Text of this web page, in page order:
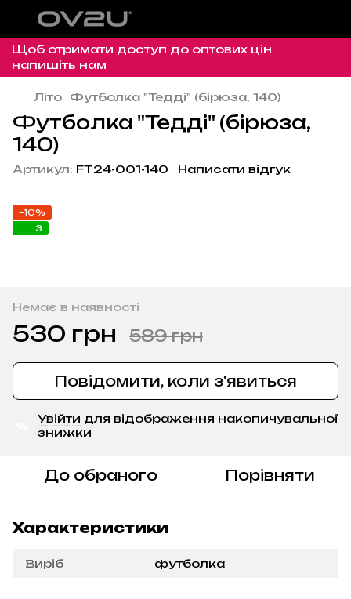
Щоб отримати доступ до оптових цін
напишіть нам
Літо Футболка "Тедді" (бірюза, 140)
Футболка "Тедді" (бірюза,
140)
Артикул: FT24-001-140 Написати відгук
−10%
3
Немає в наявності
530 грн 589 грн
Повідомити, коли з'явиться
Увійти для відображення накопичувальної
знижки
До обраного Порівняти
Характеристики
Виріб футболка